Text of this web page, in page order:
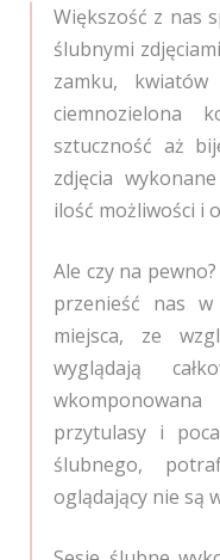
Większość z nas
ślubnymi
zamku,
ciemnozielona
sztuczność aż
zdjęcia
ilość możliwości i
Ale czy na
przenieść nas w
miejsca, ze
wyglądają
przytulasy i
ślubnego,
oglądający nie są